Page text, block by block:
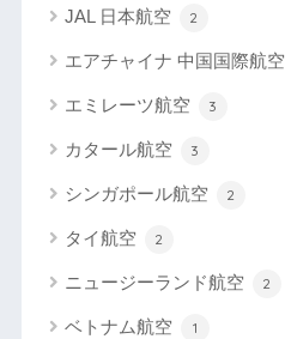
JAL 日本航空 2
エアチャイナ 中国国際航空
エミレーツ航空 3
カタール航空 3
シンガポール航空 2
タイ航空 2
ニュージーランド航空 2
ベトナム航空 1